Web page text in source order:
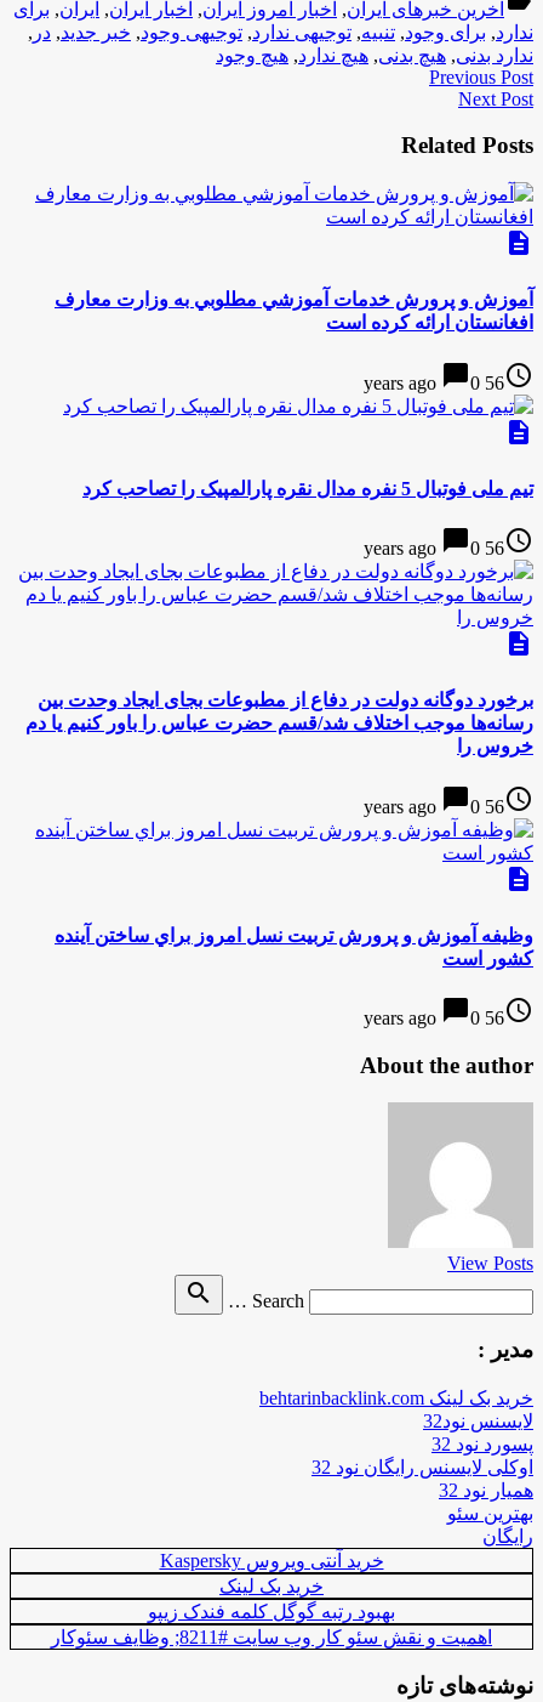
آخرین خبرهای ایران, اخبار امروز ایران, اخبار ایران, ایران, برای
ندارد, برای وجود, تنبیه, توجیهی ندارد, توجیهی وجود, خبر جدید, در ,
ندارد بدنی, هیچ بدنی, هیچ ندارد, هیچ وجود
Previous Post
Next Post
Related Posts
description
آموزش و پرورش خدمات آموزشي مطلوبي به وزارت معارف
افغانستان ارائه كرده است
access_time
56 years ago
chat_bubble0
description
تیم ملی فوتبال 5 نفره مدال نقره پارالمپیک را تصاحب کرد
access_time
56 years ago
chat_bubble0
description
برخورد دوگانه دولت در دفاع از مطبوعات بجای ایجاد وحدت بین
رسانه‌ها موجب اختلاف شد/قسم حضرت عباس را باور کنیم یا دم
خروس را
access_time
56 years ago
chat_bubble0
description
وظیفه آموزش و پرورش تربیت نسل امروز براي ساختن آينده
كشور است
access_time
56 years ago
chat_bubble0
About the author
View Posts
Search …
search
مدیر :
خرید بک لینک behtarinbacklink.com
لایسنس نود32
پسورد نود 32
اوکلی لایسنس رایگان نود 32
همیار نود 32
بهترین سئو
رایگان
خرید آنتی ویروس Kaspersky
خرید بک لینک
بهبود رتبه گوگل کلمه فندک زیپو
اهمیت و نقش سئو کار وب سایت #8211; وظایف سئوکار
نوشته‌های تازه